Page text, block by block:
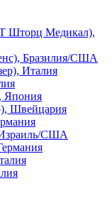
Шторц Медикал),
Бразилия/США
Италия
Япония
Швейцария
США